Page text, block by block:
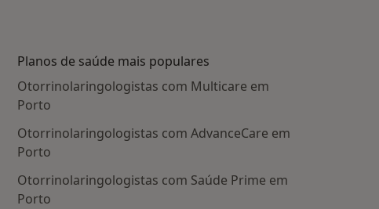
Planos de saúde mais populares
Otorrinolaringologistas com Multicare em
Porto
Otorrinolaringologistas com AdvanceCare em
Porto
Otorrinolaringologistas com Saúde Prime em
Porto